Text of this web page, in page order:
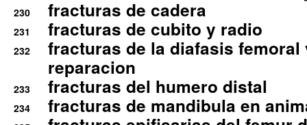
230 fracturas de cadera
231 fracturas de cubito y radio
232
fracturas de la diafasis
reparacion
233 fracturas del humero distal
234 fracturas de mandibula en